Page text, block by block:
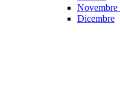
Novembre
Dicembre